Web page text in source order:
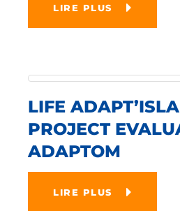
LIRE PLUS
LIFE
PROJECT
ADAPTOM
LIRE PLUS